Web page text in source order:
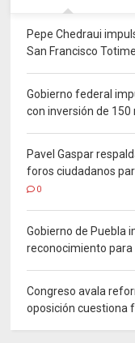
Pepe Chedraui
San Francisco
Gobierno federal
con inversión de
Pavel Gaspar
foros ciudadanos
0
Gobierno de Puebla
reconocimiento para
Congreso avala
oposición cuestiona